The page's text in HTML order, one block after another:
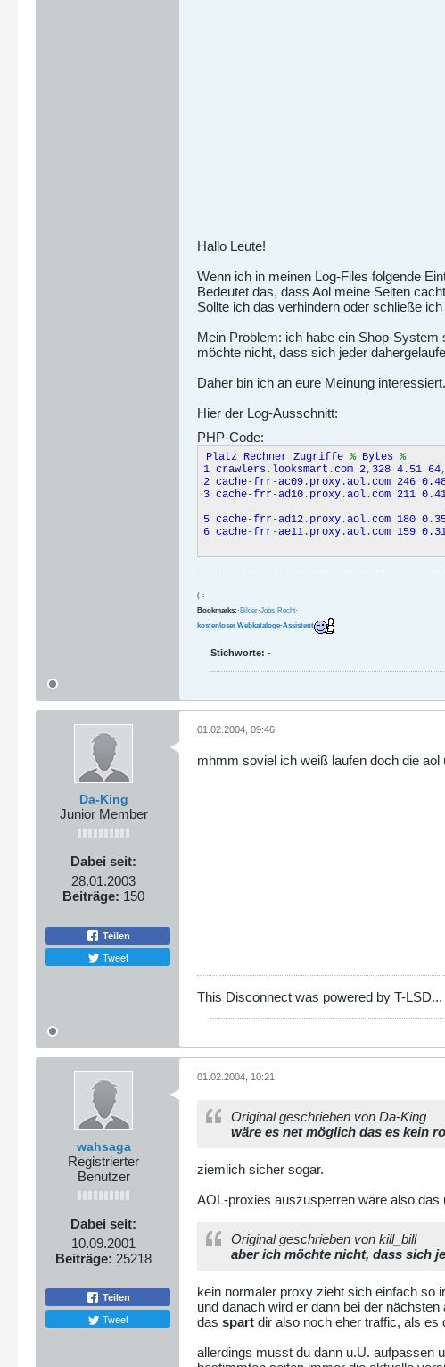
Hallo Leute!
Wenn ich in meinen Log-Files folgende
Bedeutet das, dass Aol meine Seiten
Sollte ich das verhindern oder schließe
Mein Problem: ich habe ein Shop-
möchte nicht, dass sich jeder
Daher bin ich an eure Meinung interessiert.
Hier der Log-Ausschnitt:
PHP-Code:
Platz Rechner Zugriffe % Bytes %
1 crawlers . looksmart .com 2, 328 4.51 64,
2 cache-frr-ac09 . proxy .aol .com 246
3 cache-frr-ad10 . proxy .aol .com 211
5 cache-frr-ad12 . proxy .aol .com 180
6 cache-frr-ae11 . proxy .aol .com 159
(-:
Bookmarks: · Bilder·Jobs· Recht·
kostenloser Webkataloge-Assistent
Stichworte: -
Da-King
Junior Member
Dabei seit:
28.01.2003
Beiträge: 150
Teilen
Tweet
01.02.2004, 09:46
mhmm soviel ich weiß laufen doch die
This Disconnect was powered by T-LSD...
wahsaga
Registrierter
Benutzer
Dabei seit:
10.09.2001
Beiträge: 25218
Teilen
Tweet
01.02.2004, 10:21
Original geschrieben von Da-King
wäre es net möglich das es kein
ziemlich sicher sogar.
AOL-proxies auszusperren wäre also
Original geschrieben von kill_bill
aber ich möchte nicht, dass sich
kein normaler proxy zieht sich einfach so
und danach wird er dann bei der
das spart dir also noch eher traffic, als
allerdings musst du dann u.U. aufpassen